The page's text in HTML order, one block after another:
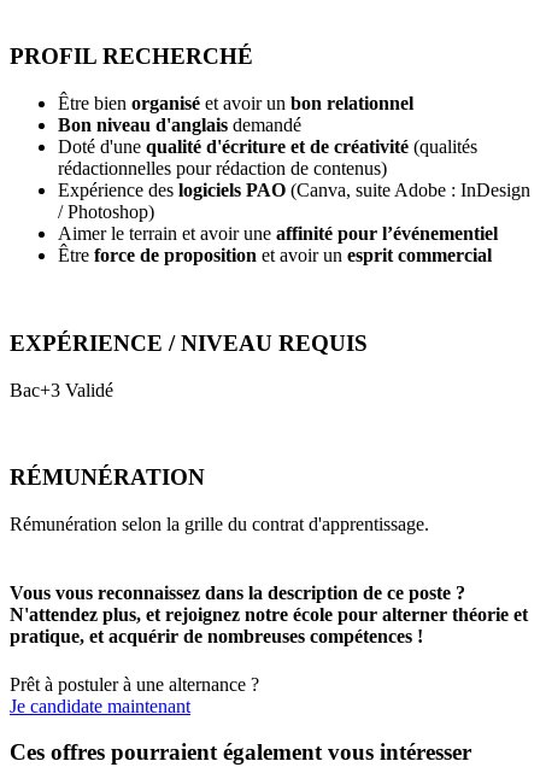
PROFIL RECHERCHÉ
Être bien organisé et avoir un bon relationnel
Bon niveau d'anglais demandé
Doté d'une qualité d'écriture et de créativité (qualités
rédactionnelles pour rédaction de contenus)
Expérience des logiciels PAO (Canva, suite Adobe : InDesign
/ Photoshop)
Aimer le terrain et avoir une affinité pour l’événementiel
Être force de proposition et avoir un esprit commercial
EXPÉRIENCE / NIVEAU REQUIS
Bac+3 Validé
RÉMUNÉRATION
Rémunération selon la grille du contrat d'apprentissage.
Vous vous reconnaissez dans la description de ce poste ?
N'attendez plus, et rejoignez notre école pour alterner théorie et
pratique, et acquérir de nombreuses compétences !
Prêt à postuler à une alternance ?
Je candidate maintenant
Ces offres pourraient également vous intéresser